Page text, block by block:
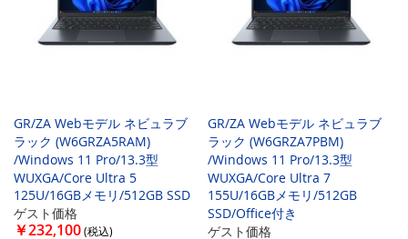
GR/ZA Webモデル ネビュラブ
ラック (W6GRZA5RAM)
/Windows 11 Pro/13.3型
WUXGA/Core Ultra 5
125U/16GBメモリ/512GB SSD
ゲスト価格
￥232,100
GR/ZA Webモデル ネビュラブ
ラック (W6GRZA7PBM)
/Windows 11 Pro/13.3型
WUXGA/Core Ultra 7
155U/16GBメモリ/512GB
SSD/Office付き
ゲスト価格